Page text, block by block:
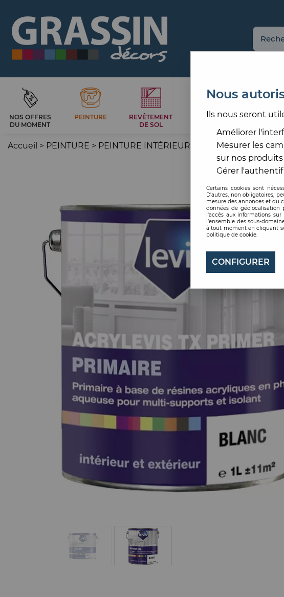
NOS OFFRES
DU MOMENT
PEINTURE
REVÊTEMENT
DE SOL
CARRELAGE
Accueil > PEINTURE > PEINTURE INTÉRIEURE IMPRESSION >
Nous
Ils nous seront
Améliorer
Mesurer les
sur nos produits
Gérer
Certains cookies sont
D'autres, non obligatoires,
mesure des annonces et du
données de géolocalisation
l'accès aux informations
l’ensemble des sous-
à tout moment en cliquant
politique de cookie.
CONFIGURER